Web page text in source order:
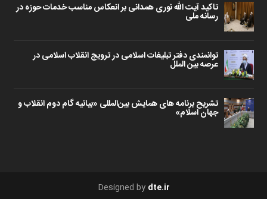
تاکید آیت الله نوری همدانی بر انعکاس مناسب خدمات حوزه در
رسانه ملی
توانمندی دفتر تبلیغات اسلامی در ترویج انقلاب اسلامی در
عرصه بین الملل
تشریح برنامه های همایش بین‌المللی «بیانیه گام دوم انقلاب و
جهان اسلام»
Designed by dte.ir